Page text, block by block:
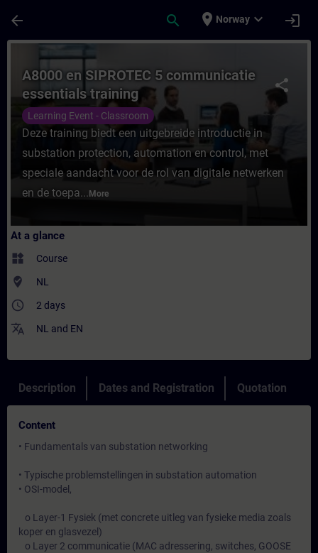
arrow_back search place Norway expand_more login
Course - A8000 en SIPROTEC 5
share
A8000 en SIPROTEC 5 communicatie
essentials training
Learning Event - Classroom
Deze training biedt een uitgebreide introductie in
substation protection, automation en control, met
speciale aandacht voor de rol van digitale netwerken
en de toepa... More
At a glance
widgets Course
where_to_vote NL
access_time 2 days
translate NL and EN
Description Dates and Registration Quotation
Content
• Fundamentals van substation networking
• Typische problemstellingen in substation automation
• OSI-model,
o Layer-1 Fysiek (met concrete uitleg van fysieke media zoals
koper en glasvezel)
o Layer 2 communicatie (MAC adressering, switches, GOOSE